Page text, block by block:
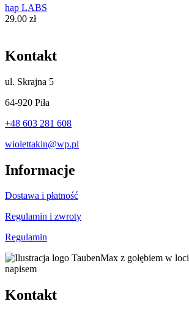
hap LABS
29.00 zł
Kontakt
ul. Skrajna 5
64-920 Piła
+48 603 281 608
wiolettakin@wp.pl
Informacje
Dostawa i płatność
Regulamin i zwroty
Regulamin
Kontakt